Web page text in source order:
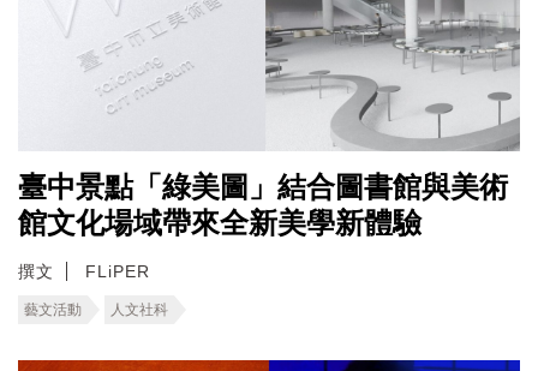
臺中景點「綠美圖」結合圖書館與美術
館文化場域帶來全新美學新體驗
撰文 FLiPER
藝文活動 人文社科